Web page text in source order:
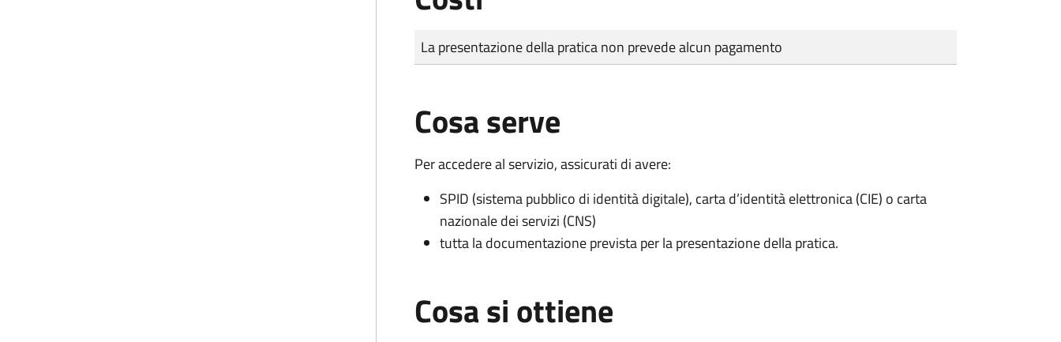
Tipo di pagamento
Importo
La presentazione della pratica non prevede alcun pagamento
Cosa serve
Per accedere al servizio, assicurati di avere:
SPID (sistema pubblico di identità digitale), carta d’identità elettronica (CIE) o carta
nazionale dei servizi (CNS)
tutta la documentazione prevista per la presentazione della pratica.
Cosa si ottiene